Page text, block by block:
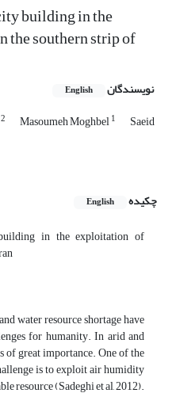
building in the
southern strip of
نویسندگان English
2 Masoumeh Moghbel1 Saeid
چکیده
English
in the exploitation of
water resource shortage have
for humanity. In arid and
great importance. One of the
is to exploit air humidity
resource (Sadeghi et al, 2012).